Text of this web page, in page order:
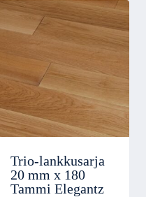
Trio-lankkusarja
20 mm x 180
Tammi Elegantz